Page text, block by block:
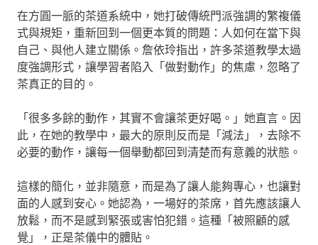
在方圓一脈的茶道系統中，她打破傳統門派強調的繁複儀
式與規矩，重新回到一個更本質的問題：人如何在當下與
自己、與他人建立關係。詹依玲指出，許多茶道教學太過
度強調形式，讓學習者陷入「做對動作」的焦慮，忽略了
茶真正的目的。
「很多多餘的動作，其實不會讓茶更好喝。」她直言。因
此，在她的教學中，最大的原則反而是「減法」，去除不
必要的動作，讓每一個舉動都回到清楚而有意義的狀態。
這樣的簡化，並非隨意，而是為了讓人能夠專心，也讓對
面的人感到安心。她認為，一場好的茶席，首先應該讓人
放鬆，而不是感到緊張或害怕犯錯。這種「被照顧的感
覺」，正是茶儀中的體貼。